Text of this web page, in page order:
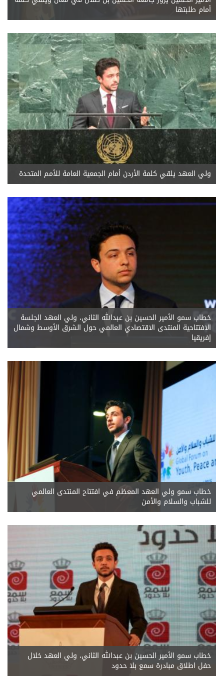
أمام طلبتها
ولي العهد يلقي كلمة الأردن أمام الجمعية العامة للأمم المتحدة
خطاب سمو الأمير الحسين بن عبدالله الثاني، ولي العهد الجلسة
الافتتاحية المنتدى الاقتصادي العالمي حول الشرق الأوسط وشمال
إفريقيا
خطاب سمو ولي العهد المعظم في افتتاح المنتدى العالمي
للشباب والسلام والأمن
خطاب سمو الأمير الحسين بن عبدالله الثاني، ولي العهد خلال
حفل اطلاق مبادرة سمع بلا حدود